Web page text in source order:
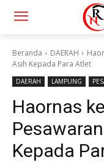
Beranda DAERAH
Asih Kepada Para Atlet
DAERAH LAMPUNG
Haornas
Kepada